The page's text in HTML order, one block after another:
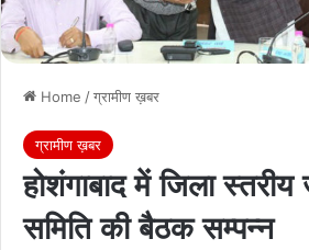
Home /ग्रामीण ख़बर
ग्रामीण ख़बर
होशंगाबाद में जिला
समिति की बैठक सम्पन्न